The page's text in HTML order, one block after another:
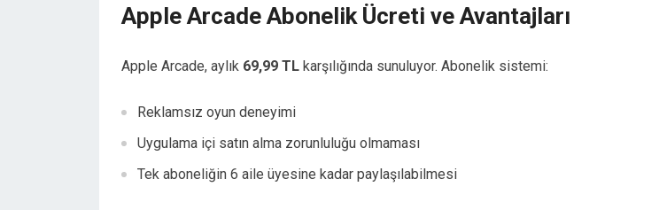
Apple Arcade Abonelik Ücreti ve Avantajları
Apple Arcade, aylık 69,99 TL karşılığında sunuluyor. Abonelik sistemi:
Reklamsız oyun deneyimi
Uygulama içi satın alma zorunluluğu olmaması
Tek aboneliğin 6 aile üyesine kadar paylaşılabilmesi